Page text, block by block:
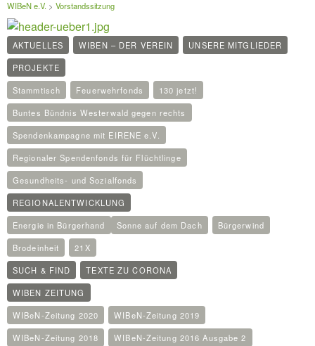
WIBeN e.V. > Vorstandssitzung
AKTUELLES WIBEN – DER VEREIN
UNSERE MITGLIEDER
PROJEKTE
Stammtisch
Feuerwehrfonds
130 jetzt!
Buntes Bündnis Westerwald gegen rechts
Spendenkampagne mit EIRENE e.V.
Regionaler Spendenfonds für Flüchtlinge
Gesundheits- und Sozialfonds
REGIONALENTWICKLUNG
Energie in Bürgerhand
Sonne auf dem Dach
Bürgerwind
Brodeinheit
21X
SUCH & FIND
TEXTE ZU CORONA
WIBEN ZEITUNG
WIBeN-Zeitung 2020
WIBeN-Zeitung 2019
WIBeN-Zeitung 2018
WIBeN-Zeitung 2016 Ausgabe 2